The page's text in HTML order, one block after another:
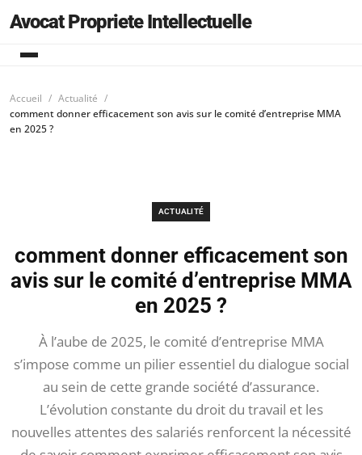
Avocat Propriete Intellectuelle
Accueil
Actualité
comment donner efficacement son avis sur le comité d’entreprise MMA
en 2025 ?
ACTUALITÉ
comment donner efficacement son
avis sur le comité d’entreprise MMA
en 2025 ?
À l’aube de 2025, le comité d’entreprise MMA
s’impose comme un pilier essentiel du dialogue social
au sein de cette grande société d’assurance.
L’évolution constante du droit du travail et les
nouvelles attentes des salariés renforcent la nécessité